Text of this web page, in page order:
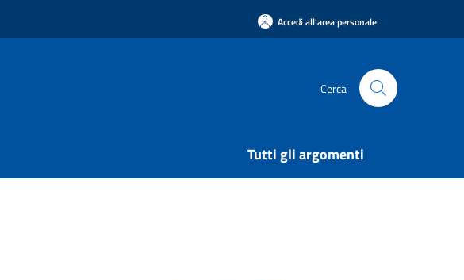
Accedi all'area personale
Cerca
Tutti gli argomenti